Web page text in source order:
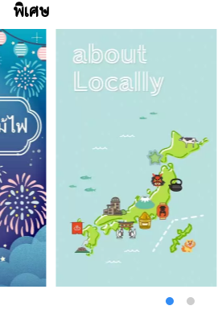
โตเกียวและนาโกย่า และ
ใช้เวลาประมาณ 1 ชั่วโมง
ประมาณ 1 ชั่วโมง 40 นา
สามารถเยี่ยมชมพื้นที่นี้ร่ว
นอกจากนี้ยังมีท่าเรือ Mt.
ท่าเรือสำราญชั้นนำของ
Fuji Shizuoka ทำให้สะ
ประเทศ 【เที่ยวชมสถาน
เที่ยวแบบผจญภัยที่จะพา
ผลิตชาโดยใช้จักรยานที่มี
แวดล้อมต่ำแล้ว คุณยังสาม
เขียวพร้อมสัมผัสบรรยาก
จากความเร่งรีบและคึกคั
เกี่ยวกับมารยาทในพิธีชง
พร้อมชมสระน้ำในสวนญี่
สามารถเรียนรู้เกี่ยวกับมั
กันว่าเป็นท่าเรือที่ดีที่สุดใ
ภูเขาไฟฟูจิที่ดีที่สุดจากอ่า
พิเศษ